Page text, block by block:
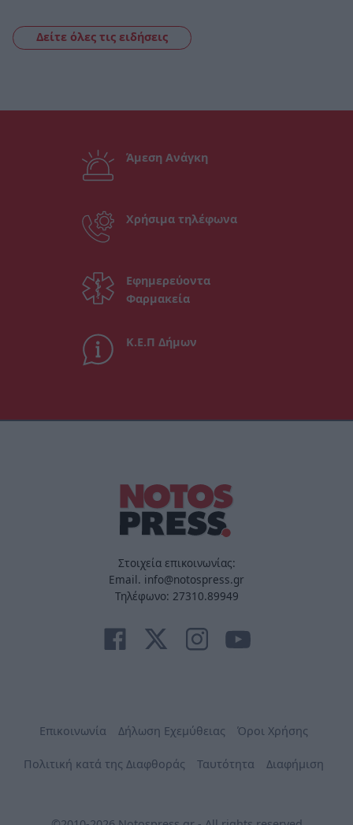
Δείτε όλες τις ειδήσεις
Άμεση Ανάγκη
Χρήσιμα τηλέφωνα
Εφημερεύοντα
Φαρμακεία
Κ.Ε.Π Δήμων
Στοιχεία επικοινωνίας:
Email. info@notospress.gr
Τηλέφωνο: 27310.89949
Επικοινωνία Δήλωση Εχεμύθειας Όροι Χρήσης
Πολιτική κατά της Διαφθοράς Ταυτότητα Διαφήμιση